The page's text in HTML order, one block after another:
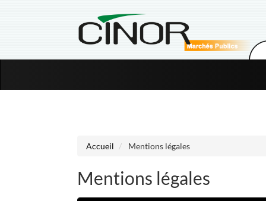
Accueil Mentions légales
Mentions légales